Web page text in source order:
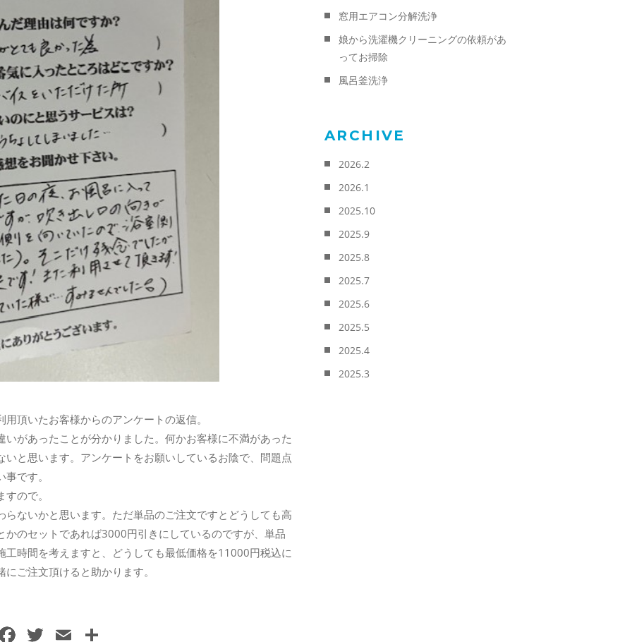
せ
頂いたお客様からのアンケートの返信。
があったことが分かりました。何かお客様に不満があった
と思います。アンケートをお願いしているお陰で、問題点
です。
ので。
ないかと思います。ただ単品のご注文ですとどうしても高
のセットであれば3000円引きにしているのですが、単品
時間を考えますと、どうしても最低価格を11000円税込に
ご注文頂けると助かります。
F T E
窓用エアコン分解洗浄
娘から洗濯機クリーニングの依頼があ
ってお掃除
風呂釜洗浄
ARCHIVE
2026.2
2026.1
2025.10
2025.9
2025.8
2025.7
2025.6
2025.5
2025.4
2025.3